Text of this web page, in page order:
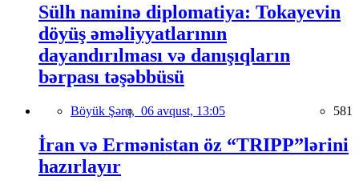
Sülh naminə diplomatiya: Tokayevin
döyüş əməliyyatlarının
dayandırılması və danışıqların
bərpası təşəbbüsü
Böyük Şərq, 06 avqust, 13:05 581
İran və Ermənistan öz “TRIPP”lərini
hazırlayır